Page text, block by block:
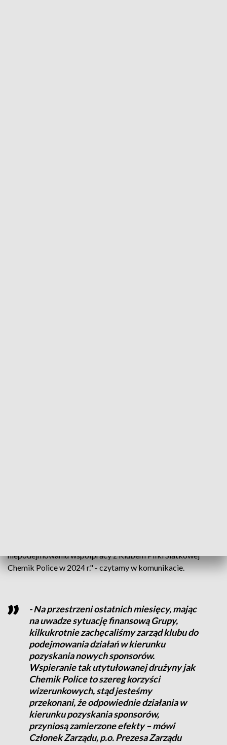
niepodejmowaniu współpracy z Klubem Piłki Siatkowej
Chemik Police w 2024 r." - czytamy w komunikacie.
- Na przestrzeni ostatnich miesięcy, mając
na uwadze sytuację finansową Grupy,
kilkukrotnie zachęcaliśmy zarząd klubu do
podejmowania działań w kierunku
pozyskania nowych sponsorów.
Wspieranie tak utytułowanej drużyny jak
Chemik Police to szereg korzyści
wizerunkowych, stąd jesteśmy
przekonani, że odpowiednie działania w
kierunku pozyskania sponsorów,
przyniosą zamierzone efekty – mówi
Członek Zarządu, p.o. Prezesa Zarządu